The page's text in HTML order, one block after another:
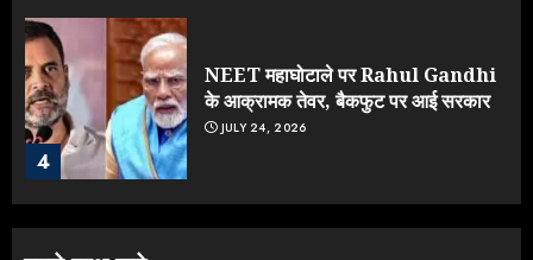
4
NEET महाघोटाले पर Rahul Gandhi
के आक्रामक तेवर, बैकफुट पर आई सरकार
JULY 24, 2026